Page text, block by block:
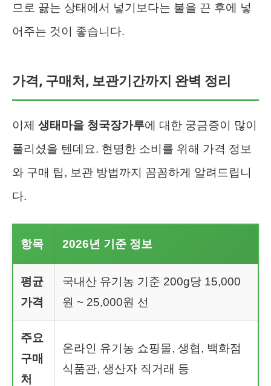
므로 끓는 상태에서 넣기보다는 불을 끈 후에 넣
어주는 것이 좋습니다.
가격, 구매처, 보관기간까지 완벽 정리
이제 생태마을 청국장가루에 대한 궁금증이 많이
풀리셨을 텐데요. 현명한 소비를 위해 가격 정보
와 구매 팁, 보관 방법까지 꼼꼼하게 알려드립니
다.
항목 2026년 기준 정보
평균
가격
국내산 유기농 기준 200g당 15,000
원 ~ 25,000원 선
주요
구매
처
온라인 유기농 쇼핑몰, 생협, 백화점
식품관, 생산자 직거래 등